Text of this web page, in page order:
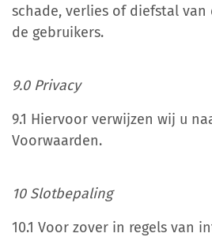
schade, verlies of diefstal van
de gebruikers.
9.0 Privacy
9.1 Hiervoor verwijzen wij u
Voorwaarden.
10 Slotbepaling
10.1 Voor zover in regels van